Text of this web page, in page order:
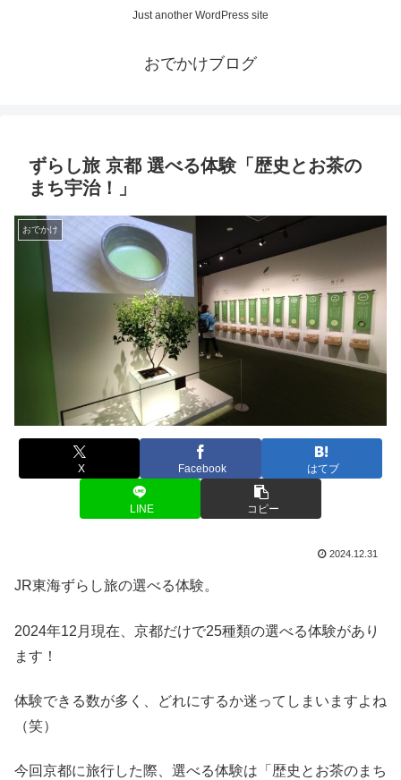
Just another WordPress site
おでかけブログ
ずらし旅 京都 選べる体験「歴史とお茶の
まち宇治！」
おでかけ
X Facebook はてブ
LINE コピー
2024.12.31
JR東海ずらし旅の選べる体験。
2024年12月現在、京都だけで25種類の選べる体験があり
ます！
体験できる数が多く、どれにするか迷ってしまいますよね
（笑）
今回京都に旅行した際、選べる体験は「歴史とお茶のまち